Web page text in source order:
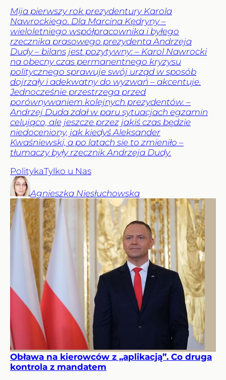
Mija pierwszy rok prezydentury Karola
Nawrockiego. Dla Marcina Kędryny –
wieloletniego współpracownika i byłego
rzecznika prasowego prezydenta Andrzeja
Dudy – bilans jest pozytywny: – Karol Nawrocki
na obecny czas permanentnego kryzysu
politycznego sprawuje swój urząd w sposób
dojrzały i adekwatny do wyzwań – akcentuje.
Jednocześnie przestrzega przed
porównywaniem kolejnych prezydentów. –
Andrzej Duda zdał w paru sytuacjach egzamin
celująco, ale jeszcze przez jakiś czas będzie
niedoceniony, jak kiedyś Aleksander
Kwaśniewski, a po latach się to zmieniło –
tłumaczy były rzecznik Andrzeja Dudy.
PolitykaTylko u Nas
Agnieszka Niesłuchowska
Obława na kierowców z „aplikacją”. Co druga
kontrola z mandatem